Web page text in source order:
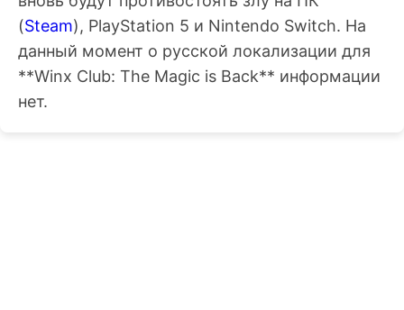
(Steam), PlayStation 5 и Nintendo Switch. На
данный момент о русской локализации для
**Winx Club: The Magic is Back** информации
нет.